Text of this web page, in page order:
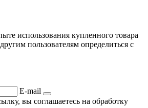
использования купленного товара
пользователям определиться с
E-mail
вы соглашаетесь на обработку